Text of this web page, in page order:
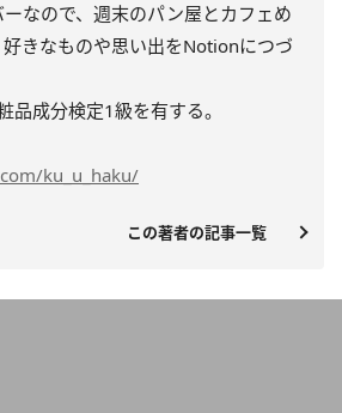
なので、週末のパン屋とカフェめ
きなものや思い出をNotionにつづ
品成分検定1級を有する。
ku_u_haku/
この著者の記事一覧